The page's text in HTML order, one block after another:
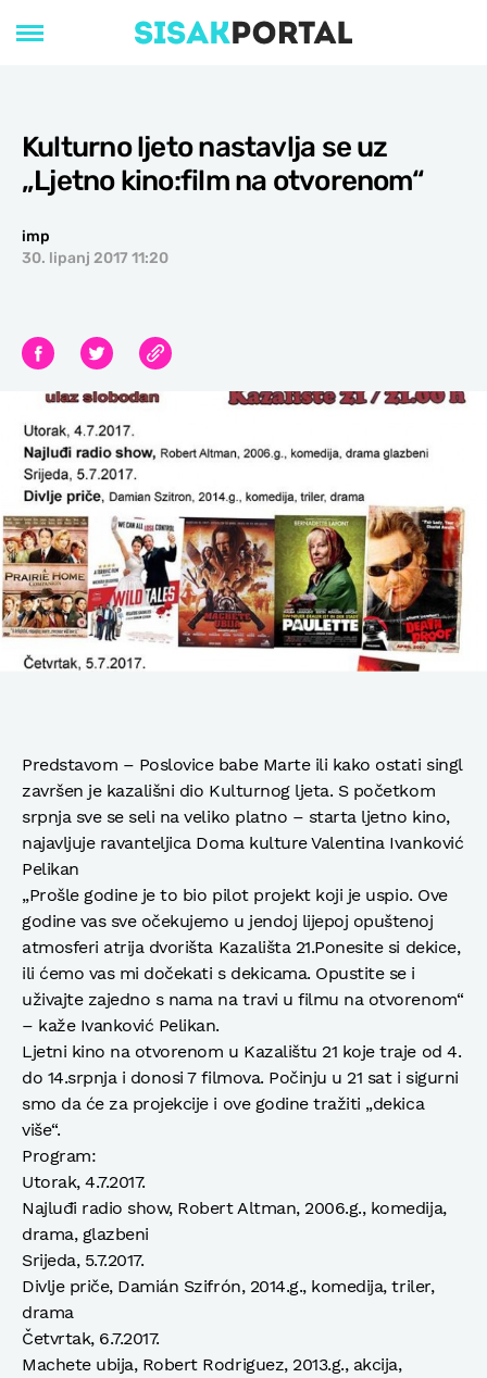
Kulturno ljeto nastavlja se uz
„Ljetno kino:film na otvorenom“
imp
30. lipanj 2017 11:20
Predstavom – Poslovice babe Marte ili kako ostati singl
završen je kazališni dio Kulturnog ljeta. S početkom
srpnja sve se seli na veliko platno – starta ljetno kino,
najavljuje ravanteljica Doma kulture Valentina Ivanković
Pelikan
„Prošle godine je to bio pilot projekt koji je uspio. Ove
godine vas sve očekujemo u jendoj lijepoj opuštenoj
atmosferi atrija dvorišta Kazališta 21.Ponesite si dekice,
ili ćemo vas mi dočekati s dekicama. Opustite se i
uživajte zajedno s nama na travi u filmu na otvorenom“
– kaže Ivanković Pelikan.
Ljetni kino na otvorenom u Kazalištu 21 koje traje od 4.
do 14.srpnja i donosi 7 filmova. Počinju u 21 sat i sigurni
smo da će za projekcije i ove godine tražiti „dekica
više“.
Program:
Utorak, 4.7.2017.
Najluđi radio show, Robert Altman, 2006.g., komedija,
drama, glazbeni
Srijeda, 5.7.2017.
Divlje priče, Damián Szifrón, 2014.g., komedija, triler,
drama
Četvrtak, 6.7.2017.
Machete ubija, Robert Rodriguez, 2013.g., akcija,